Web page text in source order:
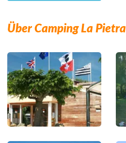
Über Camping La Pietra